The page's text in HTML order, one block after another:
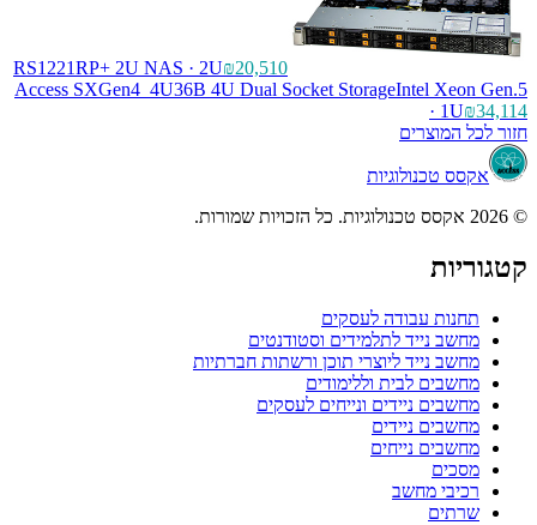
RS1221RP+ 2U NAS · 2U₪20,510
Access SXGen4_4U36B 4U Dual Socket StorageIntel Xeon Gen.5
· 1U₪34,114
חזור לכל המוצרים
אקסס טכנולוגיות
© 2026 אקסס טכנולוגיות. כל הזכויות שמורות.
קטגוריות
תחנות עבודה לעסקים
מחשב נייד לתלמידים וסטודנטים
מחשב נייד ליוצרי תוכן ורשתות חברתיות
מחשבים לבית וללימודים
מחשבים ניידים ונייחים לעסקים
מחשבים ניידים
מחשבים נייחים
מסכים
רכיבי מחשב
שרתים